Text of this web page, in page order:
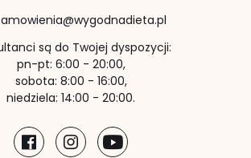
są do Twojej dyspozycji:
pn-pt: 6:00 - 20:00,
sobota: 8:00 - 16:00,
niedziela: 14:00 - 20:00.